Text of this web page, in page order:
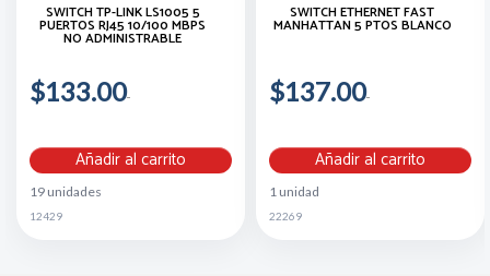
SWITCH TP-LINK LS1005 5
PUERTOS RJ45 10/100 MBPS
NO ADMINISTRABLE
$133.00
Añadir al carrito
19 unidades
12429
SWITCH ETHERNET FAST
MANHATTAN 5 PTOS BLANCO
$137.00
Añadir al carrito
1 unidad
22269